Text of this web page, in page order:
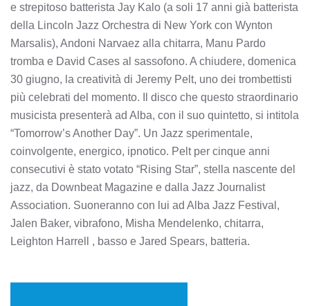
e strepitoso batterista Jay Kalo (a soli 17 anni già batterista
della Lincoln Jazz Orchestra di New York con Wynton
Marsalis), Andoni Narvaez alla chitarra, Manu Pardo
tromba e David Cases al sassofono. A chiudere, domenica
30 giugno, la creatività di Jeremy Pelt, uno dei trombettisti
più celebrati del momento. Il disco che questo straordinario
musicista presenterà ad Alba, con il suo quintetto, si intitola
“Tomorrow’s Another Day”. Un Jazz sperimentale,
coinvolgente, energico, ipnotico. Pelt per cinque anni
consecutivi è stato votato “Rising Star”, stella nascente del
jazz, da Downbeat Magazine e dalla Jazz Journalist
Association. Suoneranno con lui ad Alba Jazz Festival,
Jalen Baker, vibrafono, Misha Mendelenko, chitarra,
Leighton Harrell , basso e Jared Spears, batteria.